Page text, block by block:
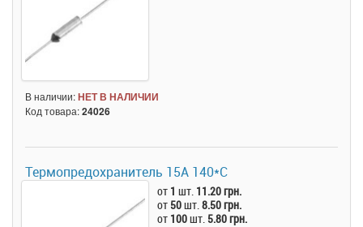
В наличии:НЕТ В НАЛИЧИИ
Код товара:24026
Термопредохранитель 15А 140*C
от 1 шт. 11.20 грн.
от 50шт.8.50 грн.
от 100шт. 5.80 грн.